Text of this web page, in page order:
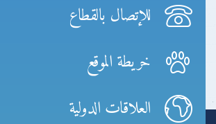
للإتصال بالقطاع
خريطة الموقع
العلاقات الدولية